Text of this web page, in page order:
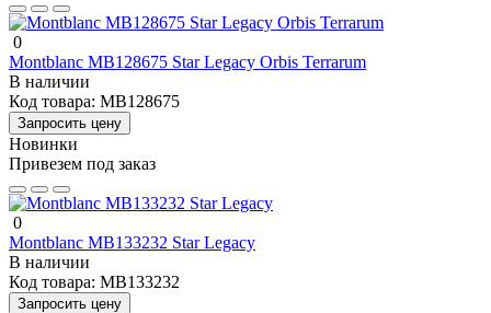
0
Montblanc MB128675 Star Legacy Orbis Terrarum
В наличии
Код товара: MB128675
Запросить цену
Новинки
Привезем под заказ
0
Montblanc MB133232 Star Legacy
В наличии
Код товара: MB133232
Запросить цену